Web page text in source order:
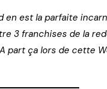
en est la parfaite
3 franchises de la
part ça lors de cette